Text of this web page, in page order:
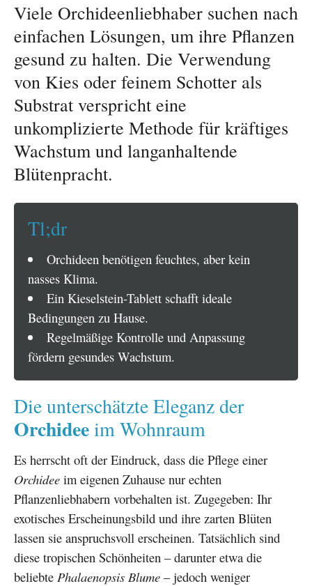
Viele Orchideenliebhaber suchen nach
einfachen Lösungen, um ihre Pflanzen
gesund zu halten. Die Verwendung
von Kies oder feinem Schotter als
Substrat verspricht eine
unkomplizierte Methode für kräftiges
Wachstum und langanhaltende
Blütenpracht.
Tl;dr
Orchideen benötigen feuchtes, aber kein
nasses Klima.
Ein Kieselstein-Tablett schafft ideale
Bedingungen zu Hause.
Regelmäßige Kontrolle und Anpassung
fördern gesundes Wachstum.
Die unterschätzte Eleganz der
Orchideeim Wohnraum
Es herrscht oft der Eindruck, dass die Pflege einer
Orchidee im eigenen Zuhause nur echten
Pflanzenliebhabern vorbehalten ist. Zugegeben: Ihr
exotisches Erscheinungsbild und ihre zarten Blüten
lassen sie anspruchsvoll erscheinen. Tatsächlich sind
diese tropischen Schönheiten – darunter etwa die
beliebte Phalaenopsis Blume – jedoch weniger